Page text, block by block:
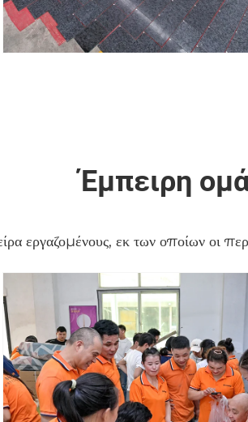
Έμπειρη
εργαζομένους, εκ των οποίων οι